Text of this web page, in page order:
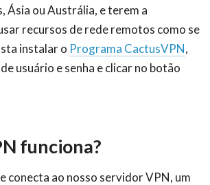
Ásia ou Austrália, e terem a
recursos de rede remotos como se
instalar o Programa CactusVPN,
usuário e senha e clicar no botão
funciona?
conecta ao nosso servidor VPN, um